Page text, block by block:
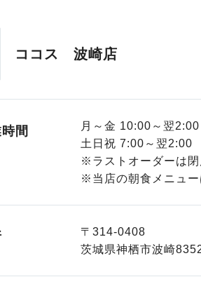
ココス 波崎店
間
月～金 10:00～翌2:00
土日祝 7:00～翌2:00
※ラストオーダーは閉
※当店の朝食メニュー
〒314-0408
茨城県神栖市波崎